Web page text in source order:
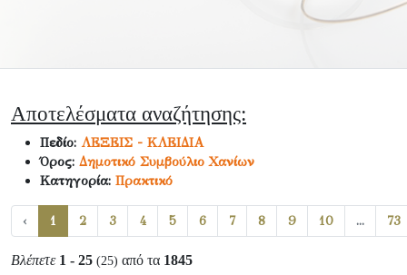
Αποτελέσματα αναζήτησης:
Πεδίο: ΛΕΞΕΙΣ - ΚΛΕΙΔΙΑ
Όρος: Δημοτικό Συμβούλιο Χανίων
Κατηγορία: Πρακτικό
‹ 1 2 3 4 5 6 7 8 9 10 ... 73
Βλέπετε 1 - 25 (25) από τα 1845